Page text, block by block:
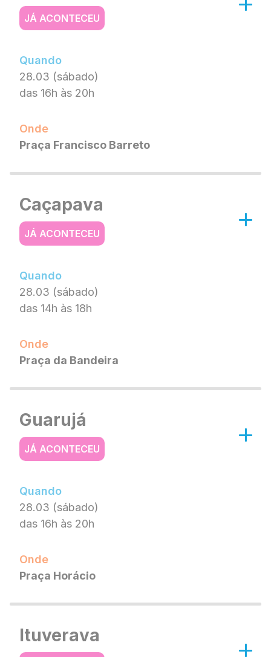
JÁ ACONTECEU
Quando
28.03 (sábado)
das 16h às 20h
Onde
Praça Francisco Barreto
Caçapava
JÁ ACONTECEU
Quando
28.03 (sábado)
das 14h às 18h
Onde
Praça da Bandeira
Guarujá
JÁ ACONTECEU
Quando
28.03 (sábado)
das 16h às 20h
Onde
Praça Horácio
Ituverava